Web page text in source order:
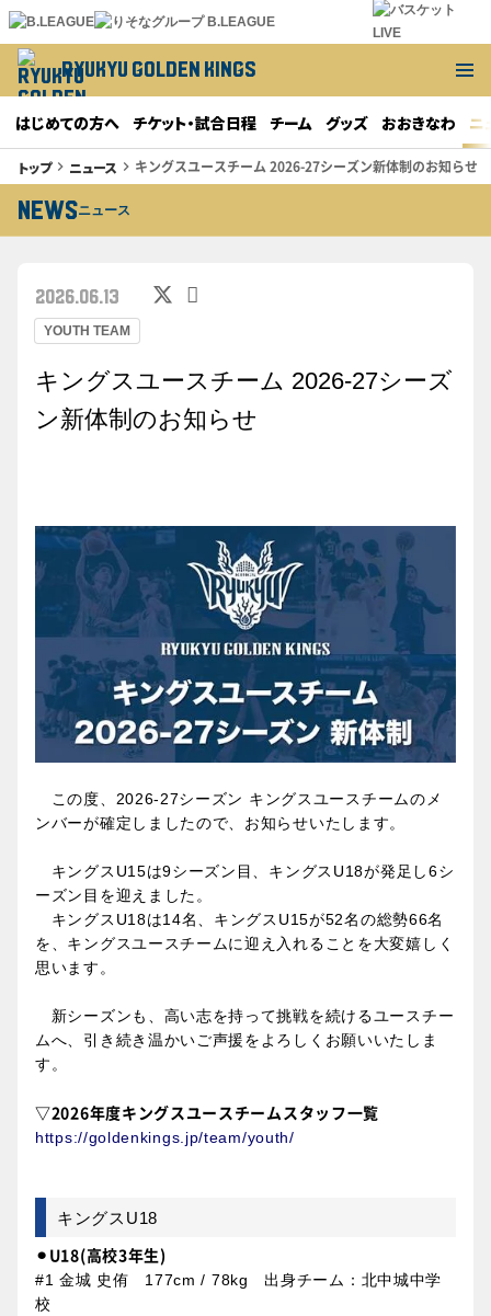
RYUKYU GOLDEN KINGS
はじめての方へ チケット・試合日程 チーム グッズ おおきなわ ニ
トップkeyboard_arrow_right ニュース keyboard_arrow_right キングスユースチーム 2026-27シーズン新体制のお知らせ
NEWSニュース
YOUTH TEAM
2026.06.13
キングスユースチーム 2026-27シーズ
ン新体制のお知らせ
この度、2026-27シーズン キングスユースチームのメ
ンバーが確定しましたので、お知らせいたします。
キングスU15は9シーズン目、キングスU18が発足し6シ
ーズン目を迎えました。
キングスU18は14名、キングスU15が52名の総勢66名
を、キングスユースチームに迎え入れることを大変嬉しく
思います。
新シーズンも、高い志を持って挑戦を続けるユースチー
ムへ、引き続き温かいご声援をよろしくお願いいたしま
す。
▽2026年度キングスユースチームスタッフ一覧
https://goldenkings.jp/team/youth/
キングスU18
⚫︎U18(高校3年生)
#1 金城 史侑 177cm / 78kg 出身チーム：北中城中学
校